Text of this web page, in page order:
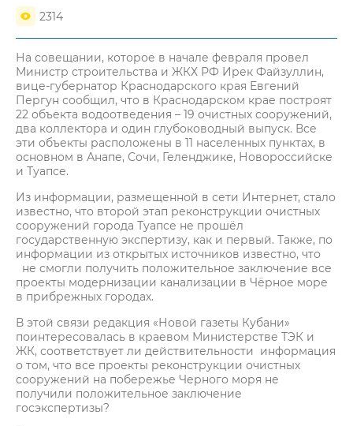
2314
На совещании, которое в начале февраля провел
Министр строительства и ЖКХ РФ Ирек Файзуллин,
вице-губернатор Краснодарского края Евгений
Пергун сообщил, что в Краснодарском крае построят
22 объекта водоотведения – 19 очистных сооружений,
два коллектора и один глубоководный выпуск. Все
эти объекты расположены в 11 населенных пунктах, в
основном в Анапе, Сочи, Геленджике, Новороссийске
и Туапсе.
Из информации, размещенной в сети Интернет, стало
известно, что второй этап реконструкции очистных
сооружений города Туапсе не прошёл
государственную экспертизу, как и первый. Также, по
информации из открытых источников известно, что
не смогли получить положительное заключение все
проекты модернизации канализации в Чёрное море
в прибрежных городах.
В этой связи редакция «Новой газеты Кубани»
поинтересовалась в краевом Министерстве ТЭК и
ЖК, соответствует ли действительности информация
о том, что все проекты реконструкции очистных
сооружений на побережье Черного моря не
получили положительное заключение
госэкспертизы?